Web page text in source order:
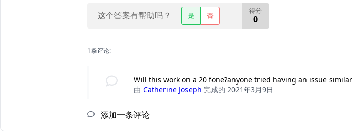
这个答案有帮助吗？ 是 否
得分
0
1条评论:
Will this work on a 20 fone?anyone tried having an issue similar
由 Catherine Joseph 完成的2021年3月9日
添加一条评论